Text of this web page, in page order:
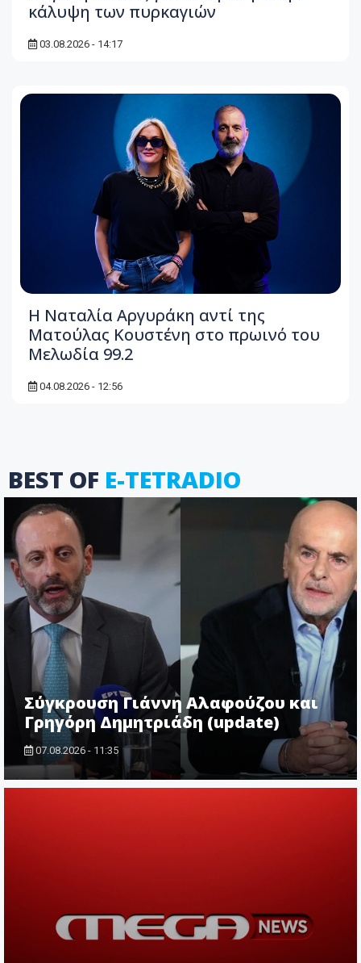
κάλυψη των πυρκαγιών
03.08.2026 - 14:17
Η Ναταλία Αργυράκη αντί της
Ματούλας Κουστένη στο πρωινό του
Μελωδία 99.2
04.08.2026 - 12:56
BEST OF E-TETRADIO
Σύγκρουση Γιάννη Αλαφούζου και
Γρηγόρη Δημητριάδη (update)
07.08.2026 - 11:35